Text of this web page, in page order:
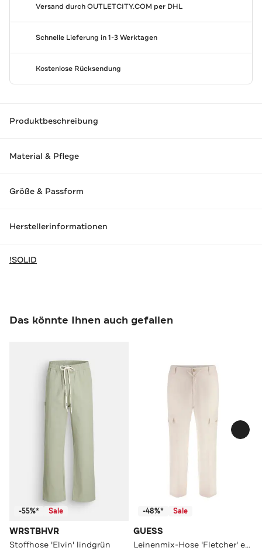
Versand durchOUTLETCITY.COM per DHL
Schnelle Lieferung in 1-3 Werktagen
Kostenlose Rücksendung
Produktbeschreibung
Material & Pflege
Größe & Passform
Herstellerinformationen
!SOLID
Das könnte Ihnen auch gefallen
-55%* Sale
WRSTBHVR
Stoffhose 'Elvin' lindgrün
-48%* Sale
GUESS
Leinenmix-Hose 'Fletcher' ecru